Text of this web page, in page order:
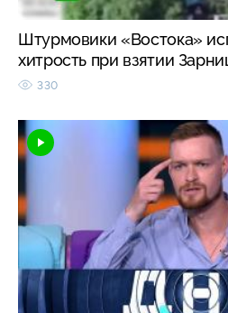
Штурмовики «Востока»
хитрость при взятии
330